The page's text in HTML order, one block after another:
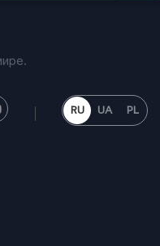
RU UA PL